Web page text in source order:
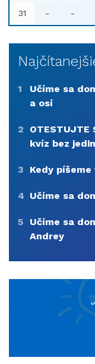
31 - -
1
Učíme sa
a osí
2
kvíz bez
3 Kedy
4 Učíme sa
5
Učíme sa
Andrey